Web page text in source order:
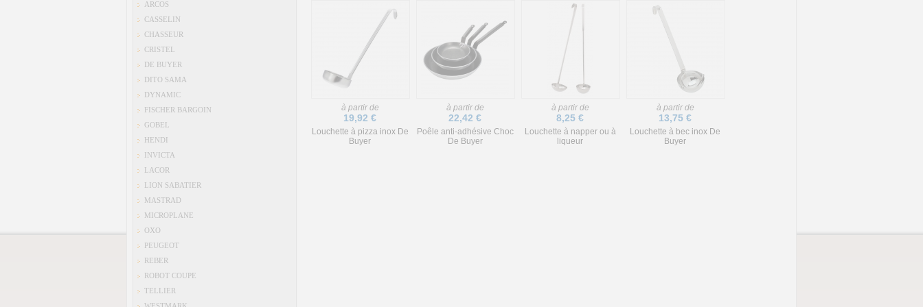
ARCOS
CASSELIN
CHASSEUR
CRISTEL
DE BUYER
DITO SAMA
DYNAMIC
FISCHER BARGOIN
GOBEL
HENDI
INVICTA
LACOR
LION SABATIER
MASTRAD
MICROPLANE
OXO
PEUGEOT
REBER
ROBOT COUPE
TELLIER
à partir de
19,92 €
Louchette à pizza inox De
Buyer
à partir de
22,42 €
Poêle anti-adhésive Choc
De Buyer
à partir de
8,25 €
Louchette à napper ou à
liqueur
à partir de
13,75 €
Louchette à bec inox De
Buyer